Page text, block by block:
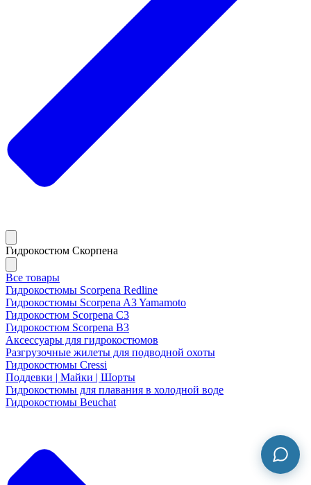
Гидрокостюм Скорпена
Все товары
Гидрокостюмы Scorpena Redline
Гидрокостюмы Scorpena A3 Yamamoto
Гидрокостюм Scorpena C3
Гидрокостюм Scorpena B3
Аксессуары для гидрокостюмов
Разгрузочные жилеты для подводной охоты
Гидрокостюмы Cressi
Поддевки | Майки | Шорты
Гидрокостюмы для плавания в холодной воде
Гидрокостюмы Beuchat